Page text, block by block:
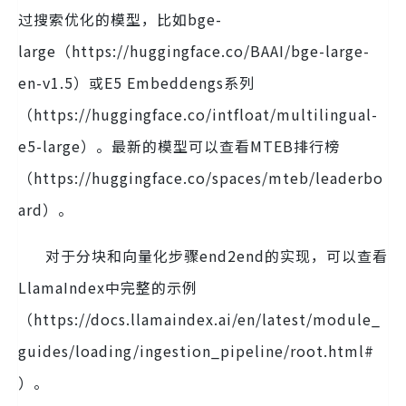
过搜索优化的模型，比如bge-
large（https://huggingface.co/BAAI/bge-large-
en-v1.5）或E5 Embeddengs系列
（https://huggingface.co/intfloat/multilingual-
e5-large）。最新的模型可以查看MTEB排行榜
（https://huggingface.co/spaces/mteb/leaderbo
ard）。
对于分块和向量化步骤end2end的实现，可以查看
LlamaIndex中完整的示例
（https://docs.llamaindex.ai/en/latest/module_
guides/loading/ingestion_pipeline/root.html#
）。